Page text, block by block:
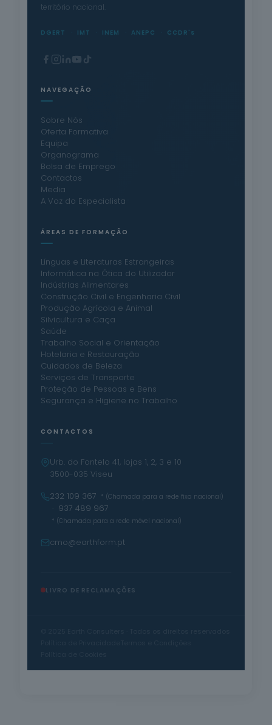
território nacional.
DGERT IMT INEM ANEPC CCDR's
NAVEGAÇÃO
Sobre Nós
Oferta Formativa
Equipa
Organograma
Bolsa de Emprego
Contactos
Media
A Voz do Especialista
ÁREAS DE FORMAÇÃO
Línguas e Literaturas Estrangeiras
Informática na Ótica do Utilizador
Indústrias Alimentares
Construção Civil e Engenharia Civil
Produção Agrícola e Animal
Silvicultura e Caça
Saúde
Trabalho Social e Orientação
Hotelaria e Restauração
Cuidados de Beleza
Serviços de Transporte
Proteção de Pessoas e Bens
Segurança e Higiene no Trabalho
CONTACTOS
Urb. do Fontelo 41, lojas 1, 2, 3 e 10
3500-035 Viseu
232 109 367
* (Chamada para a rede fixa nacional)
· 937 489 967
* (Chamada para a rede móvel nacional)
cmo@earthform.pt
LIVRO DE RECLAMAÇÕES